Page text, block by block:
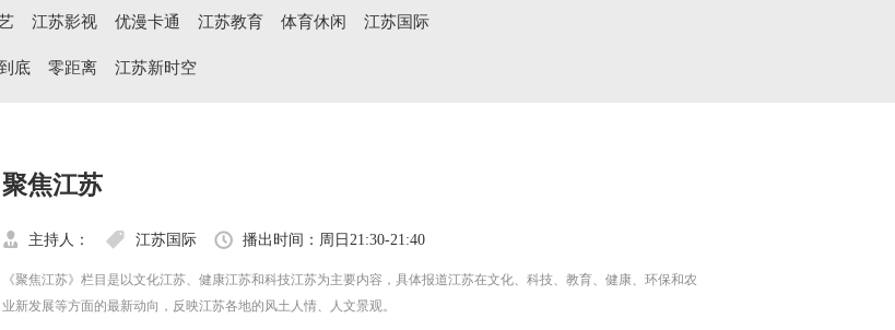
江苏影视 优漫卡通 江苏教育 体育休闲 江苏国际
底 零距离 江苏新时空
聚焦江苏
主持人： 江苏国际 播出时间：周日21:30-21:40
《聚焦江苏》栏目是以文化江苏、健康江苏和科技江苏为主要内容，具体报道江苏在文化、科技、教育、健康、环保和农
业新发展等方面的最新动向，反映江苏各地的风土人情、人文景观。